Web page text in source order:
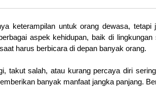
keterampilan untuk orang dewasa,
aspek kehidupan, baik di
harus berbicara di depan banyak orang.
takut salah, atau kurang percaya diri
banyak manfaat jangka panjang.